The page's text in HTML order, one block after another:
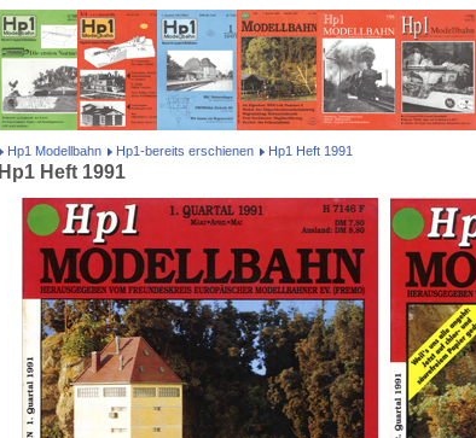
Hp1 Modellbahn Hp1-bereits erschienen Hp1 Heft 1991
Hp1 Heft 1991